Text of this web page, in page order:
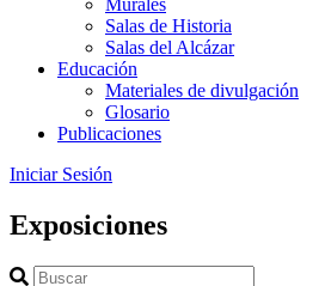
Murales
Salas de Historia
Salas del Alcázar
Educación
Materiales de divulgación
Glosario
Publicaciones
Iniciar Sesión
Exposiciones